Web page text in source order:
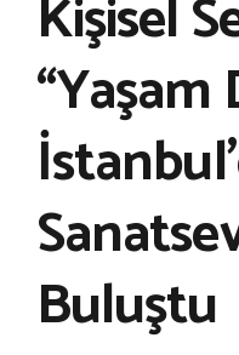
Kişisel
“Yaşam
Buluştu